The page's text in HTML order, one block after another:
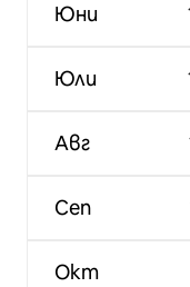
Юни
Юли
Авг
Сеп
Окт